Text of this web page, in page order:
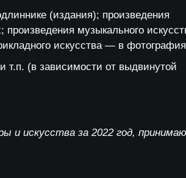
(издания); произведения
произведения музыкального
искусства — в
(в зависимости от выдвинутой
и искусства за 2022 год,